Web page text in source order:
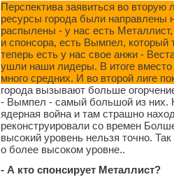
Перспектива заявиться во
ресурсы города были направлены
распылены - у нас есть
и спонсора, есть Вымпел, который
теперь есть у нас свое анжи -
ушли наши лидеры. В итоге
много средних. И во второй лиге
города вызывают больше
- Вымпел - самый большой из них.
ядерная война и там страшно
реконструировали со времен
высокий уровень нельзя точно.
о более высоком уровне..
- А кто спонсирует Металлист?